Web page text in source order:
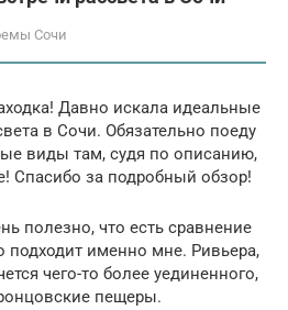
Сочи
Давно искала идеальные
в Сочи. Обязательно поеду
виды там, судя по описанию,
Спасибо за подробный обзор!
полезно, что есть сравнение
подходит именно мне. Ривьера,
чего-то более уединенного,
пещеры.